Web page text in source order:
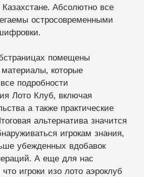
Казахстане. Абсолютно все
остросовременными
помещены
которые
подробности
Лото Клуб, включая
а также практические
альтернатива значится
игрокам знания,
убежденных вдобавок
А еще для нас
игроки изо лото аэроклуб